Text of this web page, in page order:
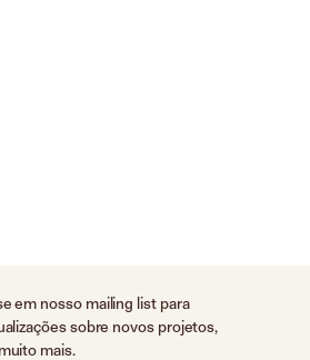
em nosso mailing list para
sobre novos projetos,
mais.